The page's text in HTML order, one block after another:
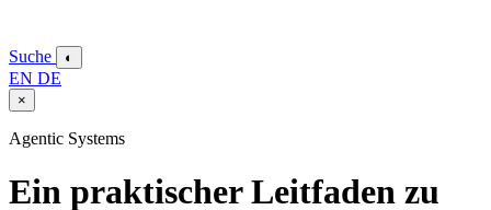
Suche ◐
EN DE
×
Agentic Systems
Ein praktischer Leitfaden zu